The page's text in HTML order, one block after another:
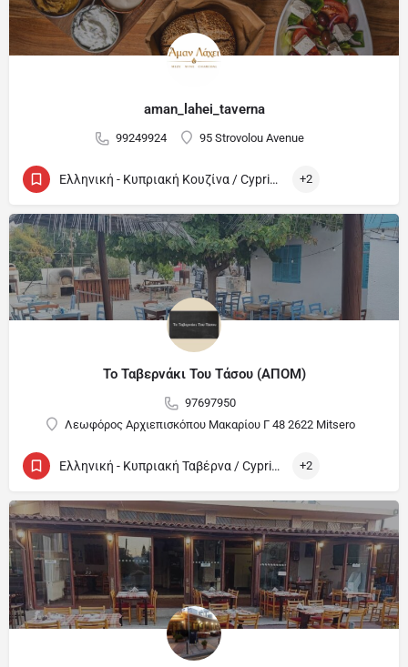
aman_lahei_taverna
99249924 95 Strovolou Avenue
Ελληνική - Κυπριακή Κουζίνα / Cypriot and Greek +2
Το Ταβερνάκι Του Τάσου (ΑΠΟΜ)
97697950
Λεωφόρος Αρχιεπισκόπου Μακαρίου Γ 48 2622 Mitsero
Ελληνική - Κυπριακή Ταβέρνα / Cypriot and Greek Tavern +2